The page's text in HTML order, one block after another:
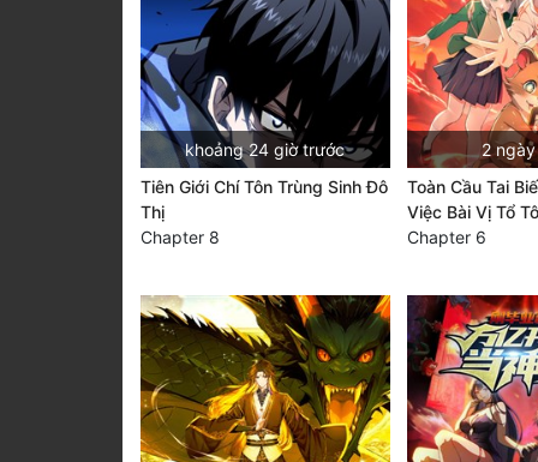
khoảng 24 giờ trước
Tiên Giới Chí Tôn Trùng Sinh Đô
Thị
Chapter 8
2
Toàn Cầu Tai
Việc Bài Vị Tổ
Chapter 6